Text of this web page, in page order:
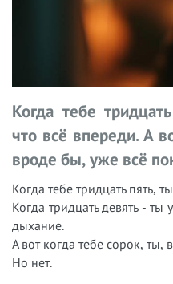
Когда тебе
что всё впереди. А
вроде бы, уже всё
Когда тебе тридцать пять,
Когда тридцать девять - ты
дыхание.
А вот когда тебе сорок,
Но нет.